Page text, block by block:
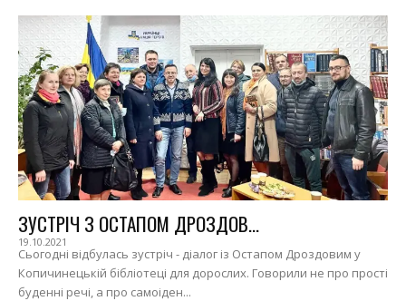
ЗУСТРІЧ З ОСТАПОМ ДРОЗДОВ...
19.10.2021
Сьогодні відбулась зустріч - діалог із Остапом Дроздовим у
Копичинецькій бібліотеці для дорослих. Говорили не про прості
буденні речі, а про самоіден...